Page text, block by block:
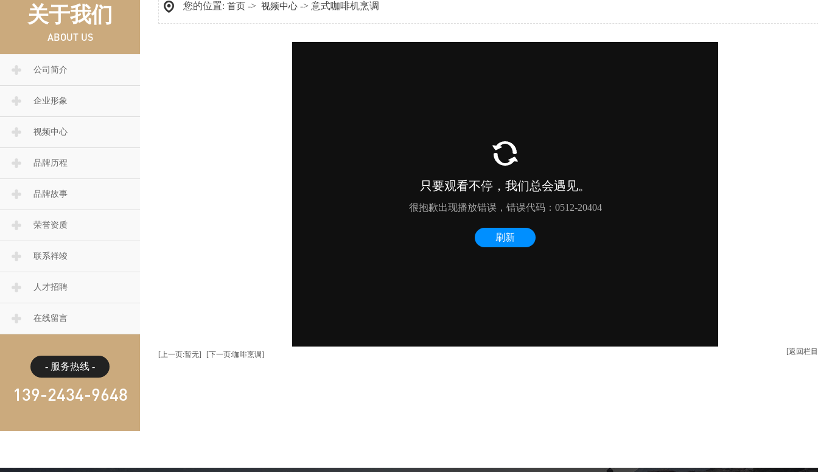
关于我们
ABOUT US
公司简介
企业形象
视频中心
品牌历程
品牌故事
荣誉资质
联系祥竣
人才招聘
在线留言
- 服务热线 -
139-2434-9648
您的位置: 首页 -> 视频中心 -> 意式咖啡机烹调
[返回栏
[上一页:暂无] [下一页:咖啡烹调]